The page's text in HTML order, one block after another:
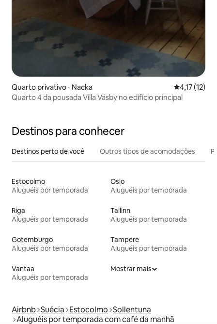
Quarto privativo ⋅ Nacka 4,17 de uma
4,17 (12)
Quarto 4 da pousada Villa Väsby no edifício principal
Destinos para conhecer
Destinos perto de você Outros tipos de acomodações
Estocolmo
Aluguéis por temporada
Oslo
Aluguéis por temporada
Riga
Aluguéis por temporada
Tallinn
Aluguéis por temporada
Gotemburgo
Aluguéis por temporada
Tampere
Aluguéis por temporada
Vantaa
Aluguéis por temporada
Mostrar mais
Airbnb Suécia Estocolmo Sollentuna
Aluguéis por temporada com café da manhã